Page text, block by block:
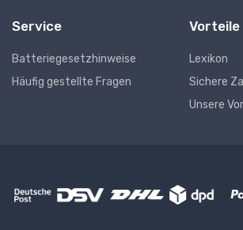
Service
Batteriegesetzhinweise
Häufig gestellte Fragen
Vorteile
Lexikon
Sichere
Unsere